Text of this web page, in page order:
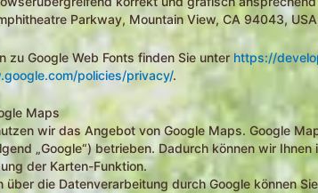
Parkway, Mountain View, CA 94043,
zu Google Web Fonts finden Sie unter https://
policies/privacy/.
Maps
wir das Angebot von Google Maps. Google
„Google“) betrieben. Dadurch können wir
der Karten-Funktion.
über die Datenverarbeitung durch Google können